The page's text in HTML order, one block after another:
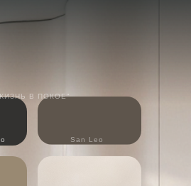
В ПОКОЕ"
San Leo